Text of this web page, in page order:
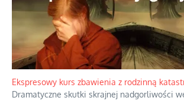
Niewygodne kulisy alpejskiego objawienia
Watykan woli skupiać się na łagodnym
ukrywając przed światem pełną i bardziej
orędzia....